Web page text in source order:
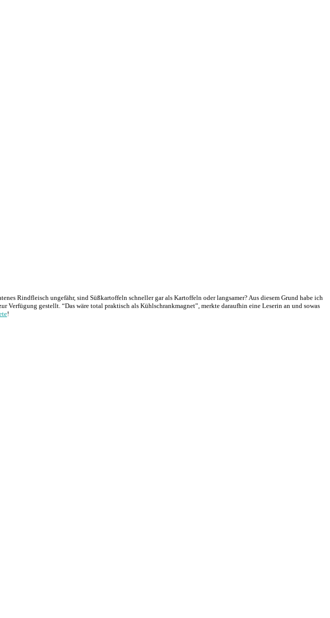
Rindfleisch ungefähr, sind Süßkartoffeln schneller gar als Kartoffeln oder langsamer? Aus diesem Grund habe ich
Verfügung gestellt. “Das wäre total praktisch als Kühlschrankmagnet”, merkte daraufhin eine Leserin an und sowas
!